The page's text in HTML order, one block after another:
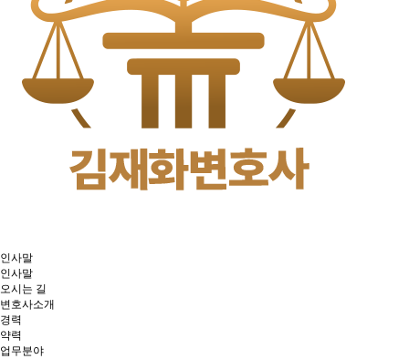
인사말
인사말
오시는 길
변호사소개
경력
약력
업무분야